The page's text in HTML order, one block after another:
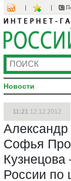
Новости
11:21 12.12.2012
Софья
Кузнецова
России по